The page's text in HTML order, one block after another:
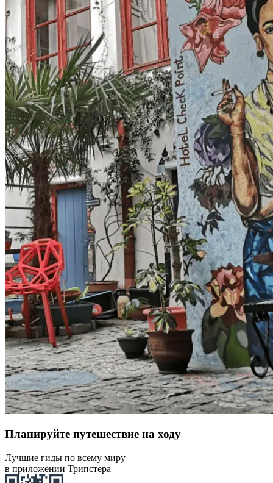
Планируйте путешествие на ходу
Лучшие гиды по всему миру —
в приложении Трипстера